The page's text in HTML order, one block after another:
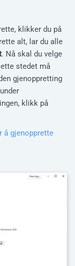
klikker du på
alt, lar du alle
. Nå skal du velge
stedet må
gjenoppretting
klikk på
å gjenopprette